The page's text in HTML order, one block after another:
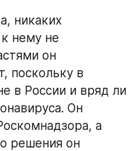
никаких
нему не
он
поскольку в
в России и вряд ли
а
решения он